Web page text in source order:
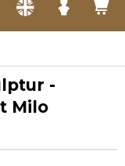
-
Milo